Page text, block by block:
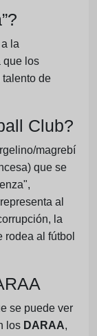
la
que los
talento de
Club?
magrebí
que se
al
la
al fútbol
se puede ver
los DARAA,